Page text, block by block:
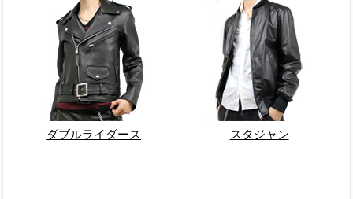
ダブルライダース スタジャン